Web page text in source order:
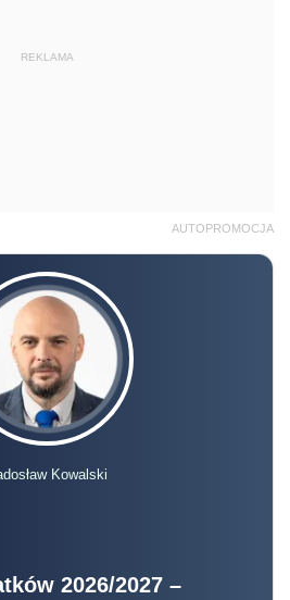
REKLAMA
AUTOPROMOCJA
Kowalski
2026/2027 –